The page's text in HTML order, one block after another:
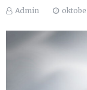
Admin